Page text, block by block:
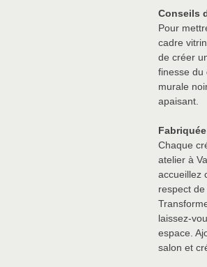
Conseils
Pour
cadre
de créer
finesse du
murale
apaisant.
Chaque
atelier à
accueillez
respect
laissez-
espace.
salon et